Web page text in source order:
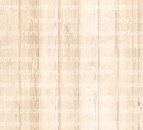
oraz wartościowym
Zwierzęta jako serce Zagrody
gościom wiele korzyści: wspiera
która obdarza nas pysznym
że goście czują się
edukacyjne, wychowawcze i
o charakterze wspierającym –
koncentracji, poprawie
z poszanowaniem dobrostanu
miejsce na pierwszy kontakt